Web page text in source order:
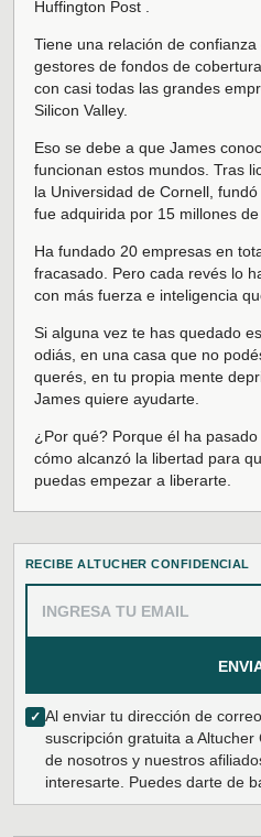
Huffington Post .
Tiene una relación de
gestores de fondos de
con casi todas las grandes
Silicon Valley.
Eso se debe a que James
funcionan estos mundos. Tras
la Universidad de Cornell,
fue adquirida por 15 millones
Ha fundado 20 empresas en
fracasado. Pero cada revés lo
con más fuerza e inteligencia
Si alguna vez te has quedado
odiás, en una casa que no
querés, en tu propia mente
James quiere ayudarte.
¿Por qué? Porque él ha
cómo alcanzó la libertad para
puedas empezar a liberarte.
RECIBE ALTUCHER CONFIDENCIAL
✓ Al enviar tu dirección de
suscripción gratuita a
de nosotros y nuestros
interesarte. Puedes darte de